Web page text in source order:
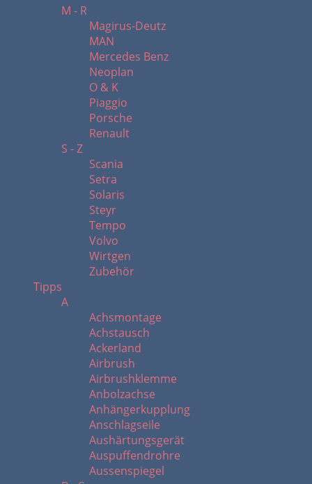
M - R
Magirus-Deutz
MAN
Mercedes Benz
Neoplan
O & K
Piaggio
Porsche
Renault
S - Z
Scania
Setra
Solaris
Steyr
Tempo
Volvo
Wirtgen
Zubehör
Tipps
A
Achsmontage
Achstausch
Ackerland
Airbrush
Airbrushklemme
Anbolzachse
Anhängerkupplung
Anschlagseile
Aushärtungsgerät
Auspuffendrohre
Aussenspiegel